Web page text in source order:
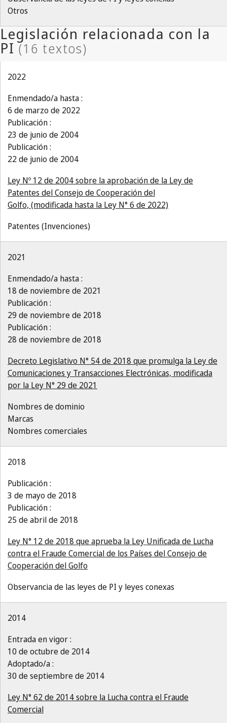
Otros
2022
Enmendado/a hasta :
6 de marzo de 2022
Publicación :
23 de junio de 2004
Publicación :
22 de junio de 2004
Ley Nº 12 de 2004 sobre la aprobación de la Ley de
Patentes del Consejo de Cooperación del
Golfo, (modificada hasta la Ley N° 6 de 2022)
Patentes (Invenciones)
2021
Enmendado/a hasta :
18 de noviembre de 2021
Publicación :
29 de noviembre de 2018
Publicación :
28 de noviembre de 2018
Decreto Legislativo N° 54 de 2018 que promulga la Ley de
Comunicaciones y Transacciones Electrónicas, modificada
por la Ley N° 29 de 2021
Nombres de dominio
Marcas
Nombres comerciales
2018
Publicación :
3 de mayo de 2018
Publicación :
25 de abril de 2018
Ley N° 12 de 2018 que aprueba la Ley Unificada de Lucha
contra el Fraude Comercial de los Países del Consejo de
Cooperación del Golfo
Observancia de las leyes de PI y leyes conexas
2014
Entrada en vigor :
10 de octubre de 2014
Adoptado/a :
30 de septiembre de 2014
Ley N° 62 de 2014 sobre la Lucha contra el Fraude
Comercial